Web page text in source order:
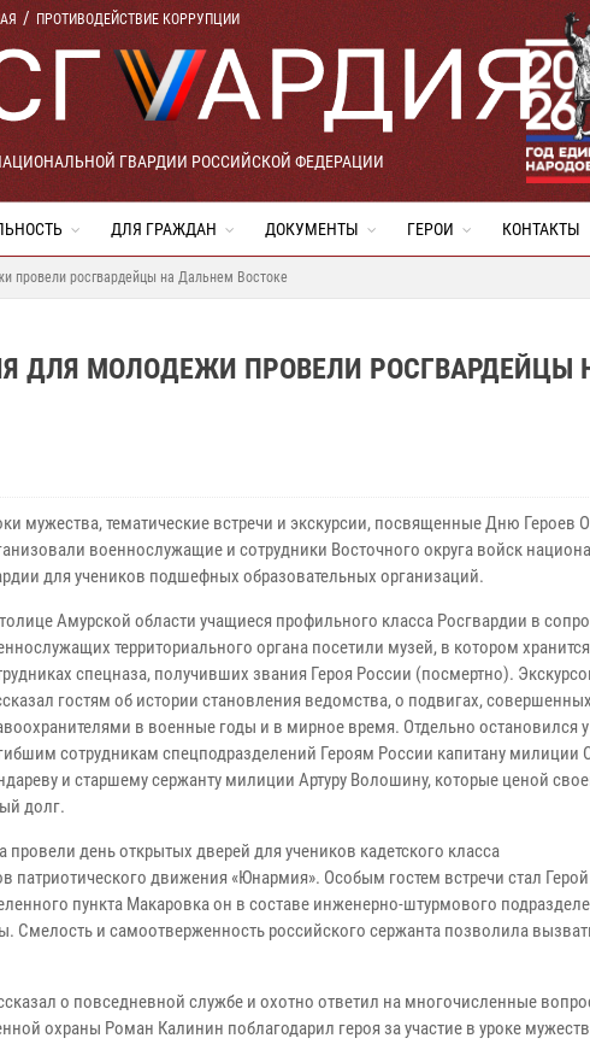
ПРОТИВОДЕЙСТВИЕ КОРРУПЦИИ
ГВАРДИИ РОССИЙСКОЙ ФЕДЕРАЦИИ
ДЛЯ ГРАЖДАН ДОКУМЕНТЫ ГЕРОИ КОНТАКТЫ
провели росгвардейцы на Дальнем Востоке
ДЛЯ МОЛОДЕЖИ ПРОВЕЛИ РОСГВАРДЕЙЦЫ
мужества, тематические встречи и экскурсии, посвященные Дню Героев
военнослужащие и сотрудники Восточного округа войск
для учеников подшефных образовательных организаций.
Амурской области учащиеся профильного класса Росгвардии в
территориального органа посетили музей, в котором
спецназа, получивших звания Героя России (посмертно).
гостям об истории становления ведомства, о подвигах, совершенных
в военные годы и в мирное время. Отдельно остановился у
сотрудникам спецподразделений Героям России капитану милиции
и старшему сержанту милиции Артуру Волошину, которые ценой
долг.
день открытых дверей для учеников кадетского класса
движения «Юнармия». Особым гостем встречи стал
пункта Макаровка он в составе инженерно-штурмового
Смелость и самоотверженность российского сержанта позволила
о повседневной службе и охотно ответил на многочисленные
охраны Роман Калинин поблагодарил героя за участие в уроке